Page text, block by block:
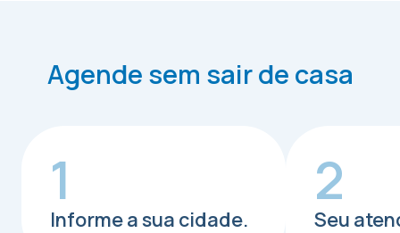
Agende sem sair de casa
1
Informe a sua cidade.
2
Seu